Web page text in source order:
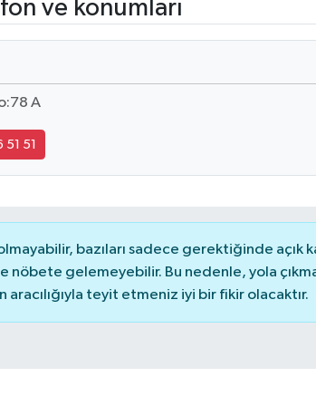
ve konumları
A
51 51
bazıları sadece gerektiğinde açık
nöbete gelemeyebilir. Bu nedenle, yola
teyit etmeniz iyi bir fikir olacaktır.